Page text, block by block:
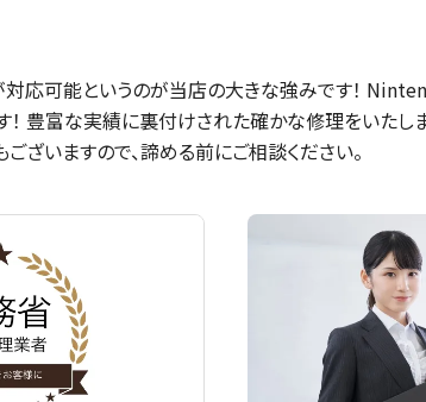
応可能というのが当店の大きな強みです！
！ 豊富な実績に裏付けされた確かな修理をいたし
いますので、諦める前にご相談ください。